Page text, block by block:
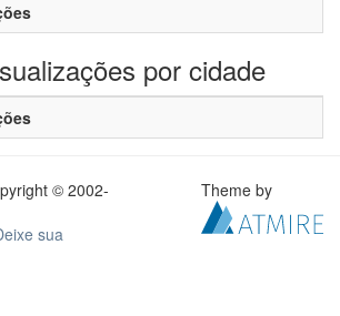
por cidade
© 2002-
sua
Theme by